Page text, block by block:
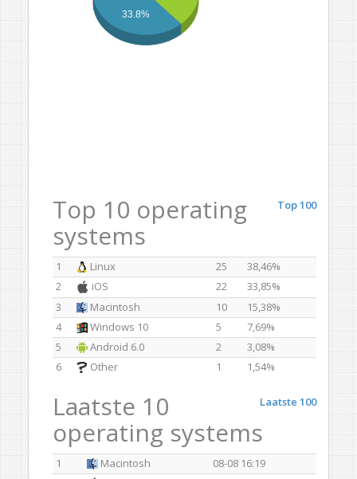
33.8%
Top 100
Top 10 operating
systems
1 Linux 25
38,46%
2
iOS 22
33,85%
3
Macintosh 10
15,38%
4
Windows 10 5
7,69%
5
Android 6.0 2
3,08%
6
Other 1 1,54%
Laatste 100
Laatste 10
operating systems
1 Macintosh
08-08 16:19